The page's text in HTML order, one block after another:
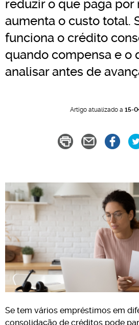
reduzir o que paga por
aumenta o custo total.
funciona o crédito
quando compensa e o
analisar antes de
Artigo atualizado a 15-
Se tem vários empréstimos em
consolidação de créditos pode